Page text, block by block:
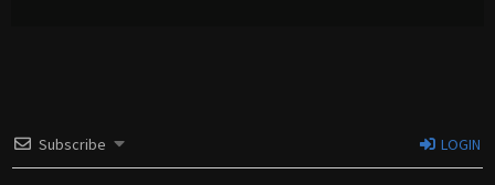
Subscribe LOGIN